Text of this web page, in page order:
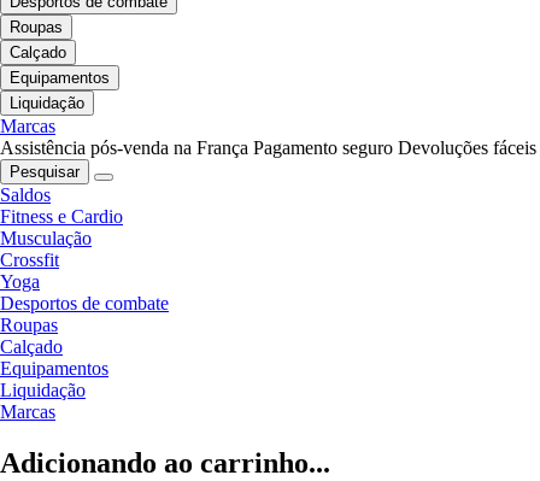
Roupas
Calçado
Equipamentos
Liquidação
Marcas
Assistência pós-venda na França Pagamento seguro Devoluções fáceis
Pesquisar
Saldos
Fitness e Cardio
Musculação
Crossfit
Yoga
Desportos de combate
Roupas
Calçado
Equipamentos
Liquidação
Marcas
Adicionando ao carrinho...